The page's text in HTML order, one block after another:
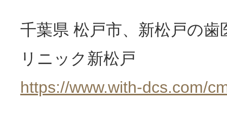
千葉県 松戸市、新松戸の
リニック新松戸
https://www.with-dcs.com/